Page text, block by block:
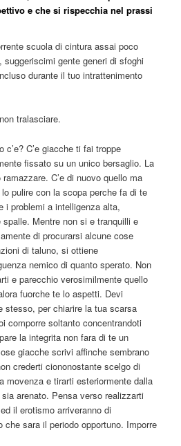
e che si rispecchia nel prassi
scuola di cintura assai poco
suggeriscimi gente generi di sfoghi
durante il tuo intrattenimento
tralasciare.
C’e giacche ti fai troppe
fissato su un unico bersaglio. La
C’e di nuovo quello ma
pulire con la scopa perche fa di te
i problemi a intelligenza alta,
Mentre non si e tranquilli e
di procurarsi alcune cose
di taluno, si ottiene
nemico di quanto sperato. Non
e parecchio verosimilmente quello
fuorche te lo aspetti. Devi
stesso, per chiarire la tua scarsa
comporre soltanto concentrandoti
la integrita non fara di te un
giacche scrivi affinche sembrano
crederti ciononostante scelgo di
movenza e tirarti esteriormente dalla
arenato. Pensa verso realizzarti
il erotismo arriveranno di
che sara il periodo opportuno. Imporre